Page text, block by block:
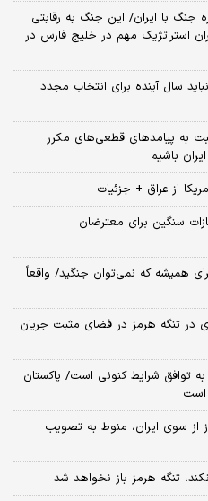
جنگ با ایران/ این جنگ به رقابتی
استراتژیک مهم در خلیج فارس در
نباید سال آینده برای انتخاب مجدد
به پیامدهای قطعی‌های مکرر
باشیم
از عراق + جزئیات
سنگین برای معترضان
همیشه که نمی‌توان جنگید/ واقعاً
در تنگه هرمز در فضای مثبت جریان
توافق شرایط کنونی است/ پاکستان
است
از سوی ایران، منوط به تصویب
تنگه هرمز باز نخواهد شد